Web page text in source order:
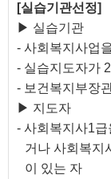
[실습기관선정]
▶ 실습기관
- 사회복지사업
- 실습지도자가
- 보건복지부장
▶ 지도자
- 사회복지사1
거나 사회복지
이 있는 자